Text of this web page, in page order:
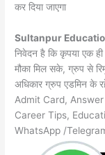
कर दिया जाएगा
Sultanpur
निवेदन है कि कृपया एक
मौका मिल सके, ग्रुप से
अधिकार ग्रुप एडमिन
Admit Card,
Career Tips,
WhatsApp /